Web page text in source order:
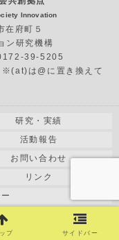
Innovation
府町５
ン研究機構
39-5205
は@に置き換えて
研究・実績
活動報告
お問い合わせ
リンク
All RIGHT RESERVED.
プ サイドバー